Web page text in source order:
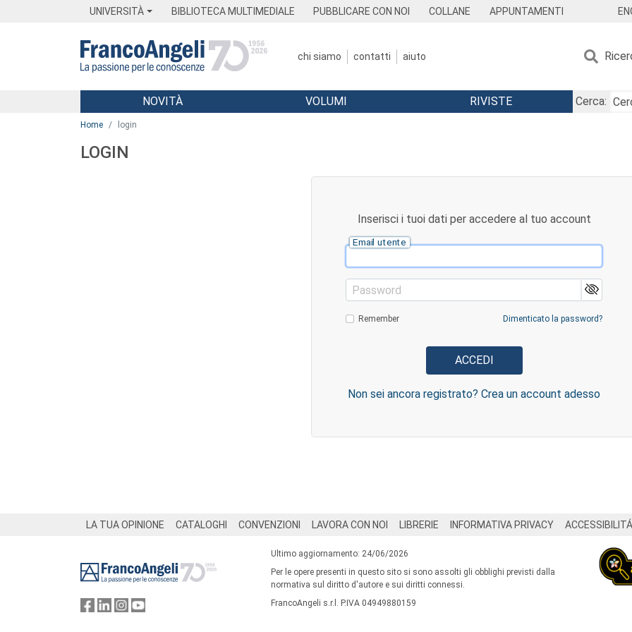
UNIVERSITÀ BIBLIOTECA MULTIMEDIALE PUBBLICARE CON NOI COLLANE APPUNTAMENTI
chi siamo contatti aiuto
Menu
NOVITÀ VOLUMI RIVISTE
Cerca:
Home login
LOGIN
Inserisci i tuoi dati per accedere al tuo account
Email utente
Password
Remember Dimenticato la password?
Non sei ancora registrato? Crea un account adesso
LA TUA OPINIONE CATALOGHI CONVENZIONI LAVORA CON NOI LIBRERIE INFORMATIVA PRIVACY ACCESSIBILITÁ
Ultimo aggiornamento: 24/06/2026
Per le opere presenti in questo sito si sono assolti gli obblighi previsti dalla
normativa sul diritto d'autore e sui diritti connessi.
FrancoAngeli s.r.l. P.IVA 04949880159